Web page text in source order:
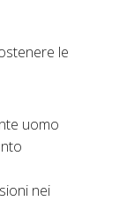
le
uomo
nei